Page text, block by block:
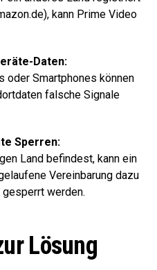
kann Prime Video
Daten:
oder Smartphones können
falsche Signale
Sperren:
Land befindest, kann ein
Vereinbarung dazu
werden.
Lösung